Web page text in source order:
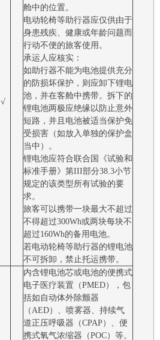
√
舱中的位置。
电动轮椅等助行器应仅供由于
身患残疾、健康或年龄问题而
行动不便的旅客使用。
承运人应核实：
如助行器不能为电池提供充分
的防损坏保护，则应卸下锂电
池，并在客舱中携带。拆下的
锂电池两极应绝缘以防止意外
短路，并且电池被适当保护免
受损害（如放入单独的保护盒
当中）。
锂电池应符合联合国《试验和
标准手册》第III部分38.3小节
规定的该类型所有试验的要
求。
旅客可以携带一块最大不超过
不得超过300Wh或两块每块不
超过160Wh的备用电池。
若电动轮椅等助行器的锂电池
不可拆卸，禁止托运携带。
内含锂电池芯或电池的便携式
电子医疗装置（PMED），包
括如自动体外除颤器
（AED）、喷雾器、持续气
道正压呼吸器（CPAP）、便
携式氧气浓缩器（POC）等。